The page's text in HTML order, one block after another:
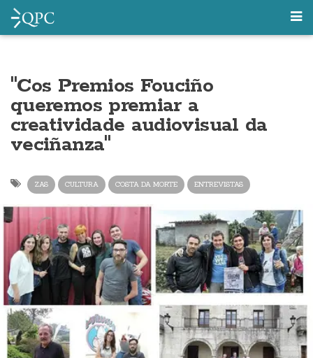
"Cos Premios Fouciño
queremos premiar a
creatividade audiovisual da
veciñanza"
ZAS CULTURA COSTA DA MORTE ENTREVISTAS